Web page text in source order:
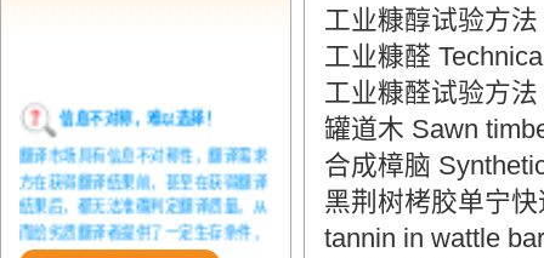
信息不对称，难以选择！
翻译市场具有信息不对称性，翻译需求
方在获得翻译结果前，甚至在获得翻译
结果后，都无法准确判定翻译质量。从
而给劣质翻译者提供了一定生存条件，
造成翻译市场鱼龙混杂，难以选择。
工业糠醇试验方
工业糠醛
工业糠醛试验方
罐道木 Sawn
合成樟脑
黑荆树栲胶单宁
tannin in wattle